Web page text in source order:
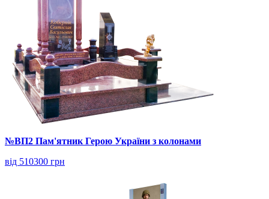
№ВП2 Пам'ятник Герою України з колонами
від 510300 грн